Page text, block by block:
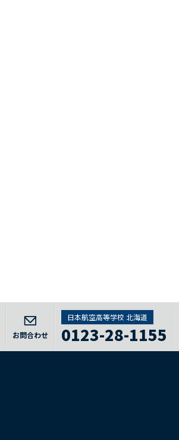
お問合わせ
日本航空高等学校 北海道
0123-28-1155